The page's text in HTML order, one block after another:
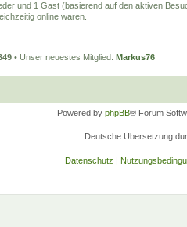
und 1 Gast (basierend auf den aktiven
online waren.
• Unser neuestes Mitglied: Markus76
Powered by phpBB® Forum
Deutsche Übersetzung
Datenschutz |